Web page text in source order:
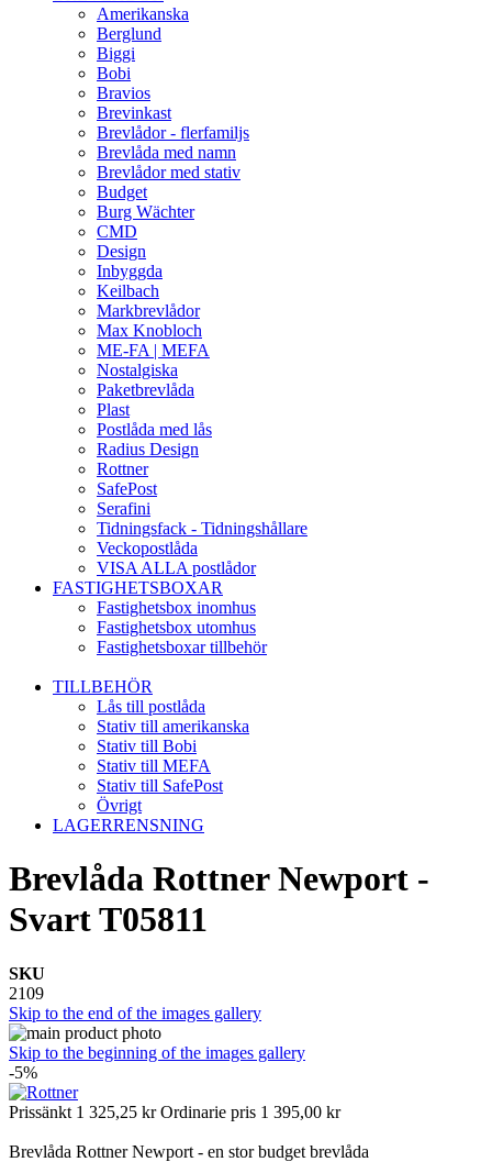
Amerikanska
Berglund
Biggi
Bobi
Bravios
Brevinkast
Brevlådor - flerfamiljs
Brevlåda med namn
Brevlådor med stativ
Budget
Burg Wächter
CMD
Design
Inbyggda
Keilbach
Markbrevlådor
Max Knobloch
ME-FA | MEFA
Nostalgiska
Paketbrevlåda
Plast
Postlåda med lås
Radius Design
Rottner
SafePost
Serafini
Tidningsfack - Tidningshållare
Veckopostlåda
VISA ALLA postlådor
FASTIGHETSBOXAR
Fastighetsbox inomhus
Fastighetsbox utomhus
Fastighetsboxar tillbehör
TILLBEHÖR
Lås till postlåda
Stativ till amerikanska
Stativ till Bobi
Stativ till MEFA
Stativ till SafePost
Övrigt
LAGERRENSNING
Brevlåda Rottner Newport -
Svart T05811
SKU
2109
Skip to the end of the images gallery
Skip to the beginning of the images gallery
-5%
Prissänkt 1 325,25 kr Ordinarie pris 1 395,00 kr
Brevlåda Rottner Newport - en stor budget brevlåda